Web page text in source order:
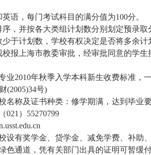
语，每门考试科目的满分值为100分。
，并按各大类组计划数分别划定预录取
于计划数，学校有权决定是否将多余计
报上海市教委审批，经审批同意的学
业2010年秋季入学本科新生收费标准，
(2005)34号)
名称及证书种类：修学期满，达到毕业
021）55270799
设有奖学金、贷学金、减免学费、补助
色通道，凭有关部门出具的证明可暂缓